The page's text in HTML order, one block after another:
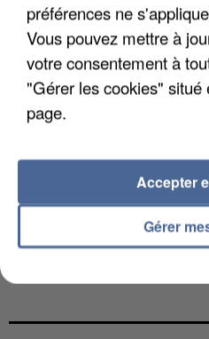
préférences ne
Vous pouvez mettre à
votre consentement à
"Gérer les cookies" situé
page.
Gérer
Accepter